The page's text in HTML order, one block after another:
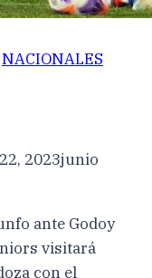
NACIONALES
2023junio
ante Godoy
visitará
con el